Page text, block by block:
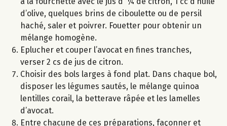
d’olive, quelques brins de ciboulette ou de persil
haché, saler et poivrer. Fouetter pour obtenir un
mélange homogène.
Eplucher et couper l’avocat en fines tranches,
verser 2 cs de jus de citron.
Choisir des bols larges à fond plat. Dans chaque bol,
disposer les légumes sautés, le mélange quinoa
lentilles corail, la betterave râpée et les lamelles
d’avocat.
Entre chacune de ces préparations, façonner et